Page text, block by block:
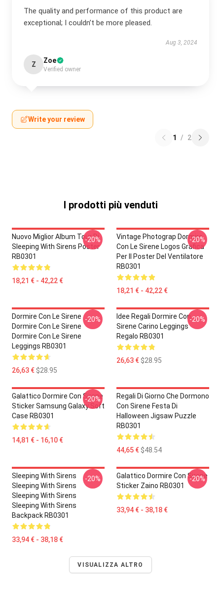
The quality and performance of this product are
exceptional; I couldn’t be more pleased.
Aug 3, 2024
Z Zoe
Verified owner
Write your review
1 / 2
I prodotti più venduti
Nuovo Miglior Album Tour Di
Sleeping With Sirens Poster
RB0301
18,21 € - 42,22 €
-20%
Vintage Photograp Dormire
Con Le Sirene Logos Grafica
Per Il Poster Del Ventilatore
RB0301
18,21 € - 42,22 €
-20%
Dormire Con Le Sirene
Dormire Con Le Sirene
Dormire Con Le Sirene
Leggings RB0301
26,63 €$28.95
-20%
Idee Regali Dormire Con
Sirene Carino Leggings
Regalo RB0301
26,63 €$28.95
-20%
Galattico Dormire Con Sirene
Sticker Samsung Galaxy Soft
Case RB0301
14,81 € - 16,10 €
-20%
Regali Di Giorno Che Dormono
Con Sirene Festa Di
Halloween Jigsaw Puzzle
RB0301
44,65 €$48.54
Sleeping With Sirens
Sleeping With Sirens
Sleeping With Sirens
Sleeping With Sirens
Backpack RB0301
33,94 € - 38,18 €
-20%
Galattico Dormire Con Sirene
Sticker Zaino RB0301
33,94 € - 38,18 €
-20%
VISUALIZZA ALTRO